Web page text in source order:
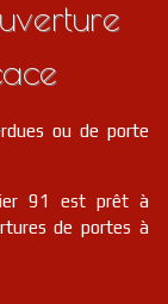
ou de porte
91 est prêt à
de portes à